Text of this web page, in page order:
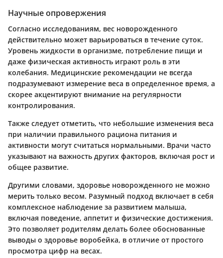
Научные опровержения
Согласно исследованиям, вес новорожденного
действительно может варьироваться в течение суток.
Уровень жидкости в организме, потребление пищи и
даже физическая активность играют роль в эти
колебания. Медицинские рекомендации не всегда
подразумевают измерение веса в определенное время, а
скорее акцентируют внимание на регулярности
контролирования.
Также следует отметить, что небольшие изменения веса
при наличии правильного рациона питания и
активности могут считаться нормальными. Врачи часто
указывают на важность других факторов, включая рост и
общее развитие.
Другими словами, здоровье новорожденного не можно
мерить только весом. Разумный подход включает в себя
комплексное наблюдение за развитием малыша,
включая поведение, аппетит и физические достижения.
Это позволяет родителям делать более обоснованные
выводы о здоровье воробейка, в отличие от простого
просмотра цифр на весах.